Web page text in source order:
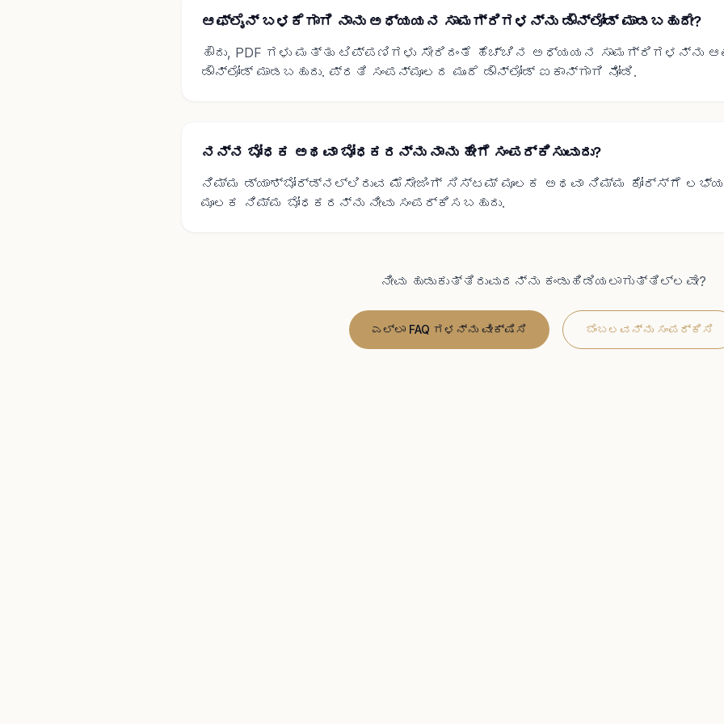
ಆಫ್‌ಲೈನ್ ಬಳಕೆಗಾಗಿ ನಾನು ಅಧ್ಯಯನ ಸಾಮಗ್ರಿಗಳನ್ನು ಡೌನ್‌ಲೋಡ್ ಮಾಡಬಹುದೇ?
ಹೌದು, PDF ಗಳು ಮತ್ತು ಟಿಪ್ಪಣಿಗಳು ಸೇರಿದಂತೆ ಹೆಚ್ಚಿನ ಅಧ್ಯಯನ ಸಾಮಗ್ರಿಗಳನ್ನು
ಡೌನ್‌ಲೋಡ್ ಮಾಡಬಹುದು. ಪ್ರತಿ ಸಂಪನ್ಮೂಲದ ಮುಂದೆ ಡೌನ್‌ಲೋಡ್ ಐಕಾನ್‌ಗಾಗಿ ನೋಡಿ.
ನನ್ನ ಬೋಧಕ ಅಥವಾ ಬೋಧಕರನ್ನು ನಾನು ಹೇಗೆ ಸಂಪರ್ಕಿಸುವುದು?
ನಿಮ್ಮ ಡ್ಯಾಶ್‌ಬೋರ್ಡ್‌ನಲ್ಲಿರುವ ಮೆಸೇಜಿಂಗ್ ಸಿಸ್ಟಮ್ ಮೂಲಕ ಅಥವಾ ನಿಮ್ಮ ಕೋರ್ಸ್‌ಗೆ
ಮೂಲಕ ನಿಮ್ಮ ಬೋಧಕರನ್ನು ನೀವು ಸಂಪರ್ಕಿಸಬಹುದು.
ನೀವು ಹುಡುಕುತ್ತಿರುವುದನ್ನು ಕಂಡುಹಿಡಿಯಲಾಗುತ್ತಿಲ್ಲವೇ?
ಎಲ್ಲಾ FAQ ಗಳನ್ನು ವೀಕ್ಷಿಸಿ ಬೆಂಬಲವನ್ನು ಸಂಪರ್ಕಿಸಿ